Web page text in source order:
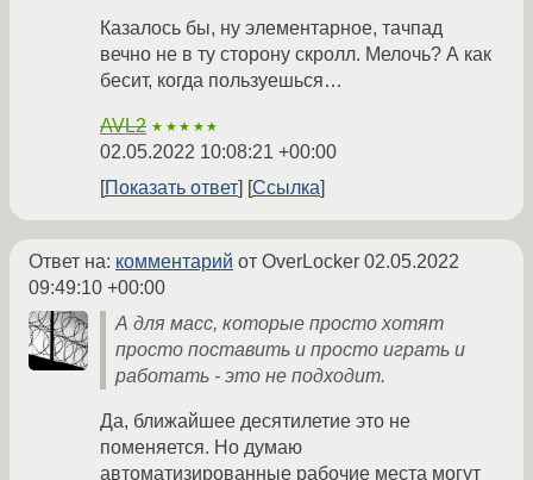
Казалось бы, ну элементарное, тачпад
вечно не в ту сторону скролл. Мелочь? А как
бесит, когда пользуешься…
AVL2 ★★★★★
02.05.2022 10:08:21 +00:00
Показать ответ
Ссылка
Ответ на: комментарий от OverLocker 02.05.2022
09:49:10 +00:00
А для масс, которые просто хотят
просто поставить и просто играть и
работать - это не подходит.
Да, ближайшее десятилетие это не
поменяется. Но думаю
автоматизированные рабочие места могут